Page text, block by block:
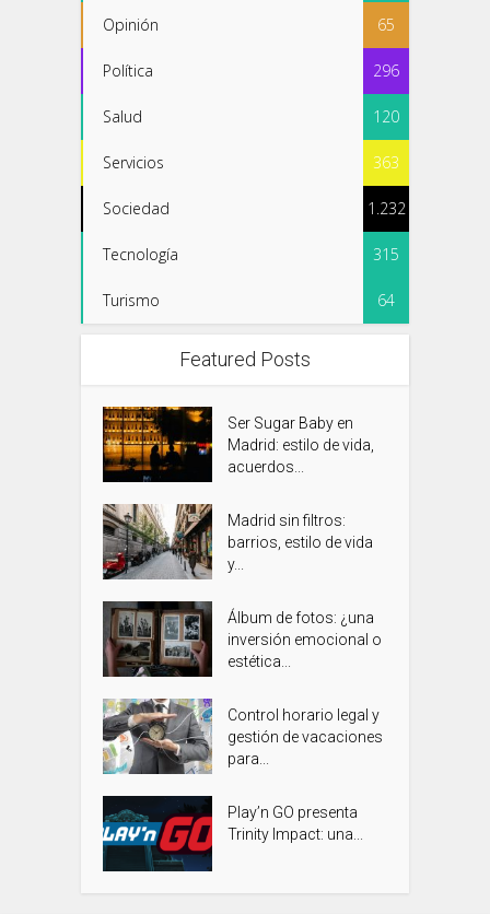
Opinión 65
Política 296
Salud 120
Servicios 363
Sociedad 1.232
Tecnología 315
Turismo 64
Featured Posts
Ser Sugar Baby en
Madrid: estilo de vida,
acuerdos...
Madrid sin filtros:
barrios, estilo de vida
y...
Álbum de fotos: ¿una
inversión emocional o
estética...
Control horario legal y
gestión de vacaciones
para...
Play’n GO presenta
Trinity Impact: una...